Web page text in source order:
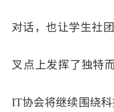
对话，也让学生社
叉点上发挥了独特
IT协会将继续围绕